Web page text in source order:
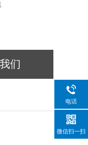
们
电话
微信扫一扫